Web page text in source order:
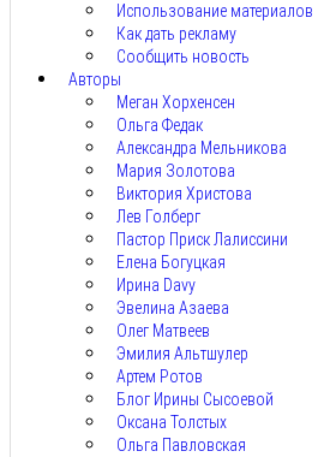
Использование материалов
Как дать рекламу
Сообщить новость
Авторы
Меган Хорхенсен
Ольга Федак
Александра Мельникова
Мария Золотова
Виктория Христова
Лев Голберг
Пастор Приск Лалиссини
Елена Богуцкая
Ирина Davy
Эвелина Азаева
Олег Матвеев
Эмилия Альтшулер
Артем Ротов
Блог Ирины Сысоевой
Оксана Толстых
Ольга Павловская